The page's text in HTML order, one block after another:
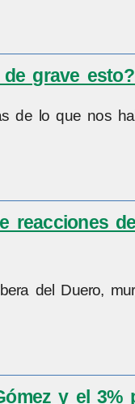
grave
de lo que nos
reacciones
del Duero,
y el 3%